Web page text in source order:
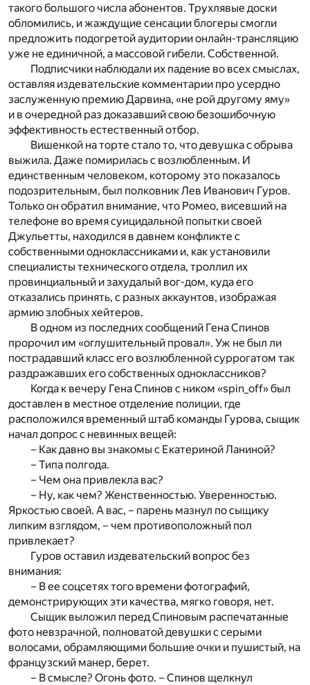
такого большого числа абонентов. Трухлявые доски
обломились, и жаждущие сенсации блогеры смогли
предложить подогретой аудитории онлайн-трансляцию
уже не единичной, а массовой гибели. Собственной.
Подписчики наблюдали их падение во всех смыслах,
оставляя издевательские комментарии про усердно
заслуженную премию Дарвина, «не рой другому яму»
и в очередной раз доказавший свою безошибочную
эффективность естественный отбор.
Вишенкой на торте стало то, что девушка с обрыва
выжила. Даже помирилась с возлюбленным. И
единственным человеком, которому это показалось
подозрительным, был полковник Лев Иванович Гуров.
Только он обратил внимание, что Ромео, висевший на
телефоне во время суицидальной попытки своей
Джульетты, находился в давнем конфликте с
собственными одноклассниками и, как установили
специалисты технического отдела, троллил их
провинциальный и захудалый вог-дом, куда его
отказались принять, с разных аккаунтов, изображая
армию злобных хейтеров.
В одном из последних сообщений Гена Спинов
пророчил им «оглушительный провал». Уж не был ли
пострадавший класс его возлюбленной суррогатом так
раздражавших его собственных одноклассников?
Когда к вечеру Гена Спинов с ником «spin_off» был
доставлен в местное отделение полиции, где
расположился временный штаб команды Гурова, сыщик
начал допрос с невинных вещей:
– Как давно вы знакомы с Екатериной Ланиной?
– Типа полгода.
– Чем она привлекла вас?
– Ну, как чем? Женственностью. Уверенностью.
Яркостью своей. А вас, – парень мазнул по сыщику
липким взглядом, – чем противоположный пол
привлекает?
Гуров оставил издевательский вопрос без
внимания:
– В ее соцсетях того времени фотографий,
демонстрирующих эти качества, мягко говоря, нет.
Сыщик выложил перед Спиновым распечатанные
фото невзрачной, полноватой девушки с серыми
волосами, обрамляющими большие очки и пушистый, на
французский манер, берет.
– В смысле? Огонь фото. – Спинов щелкнул